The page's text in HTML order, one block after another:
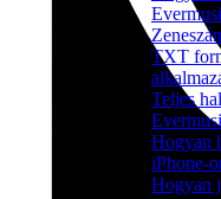
TXT
Teljes
Hogyan
iPhone-
Hogyan